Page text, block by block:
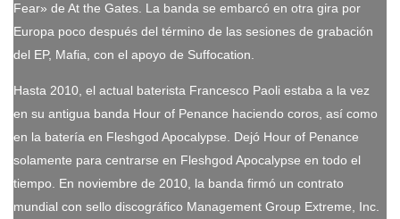
Fear» de At the Gates. La banda se embarcó en otra gira por
Europa poco después del término de las sesiones de grabación
del EP, Mafia, con el apoyo de Suffocation.
Hasta 2010, el actual baterista Francesco Paoli estaba a la vez
en su antigua banda Hour of Penance haciendo coros, así como
en la batería en Fleshgod Apocalypse. Dejó Hour of Penance
solamente para centrarse en Fleshgod Apocalypse en todo el
tiempo. En noviembre de 2010, la banda firmó un contrato
mundial con sello discográfico Management Group Extreme, Inc.